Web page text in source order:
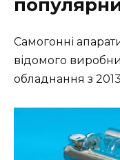
Самогонні
відомого
обладнання з